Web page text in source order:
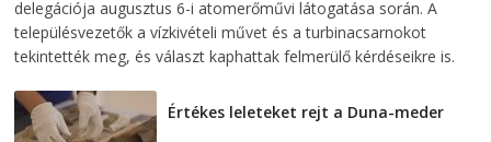
delegációja augusztus 6-i atomerőművi látogatása során. A
településvezetők a vízkivételi művet és a turbinacsarnokot
tekintették meg, és választ kaphattak felmerülő kérdéseikre is.
Értékes leleteket rejt a Duna-meder